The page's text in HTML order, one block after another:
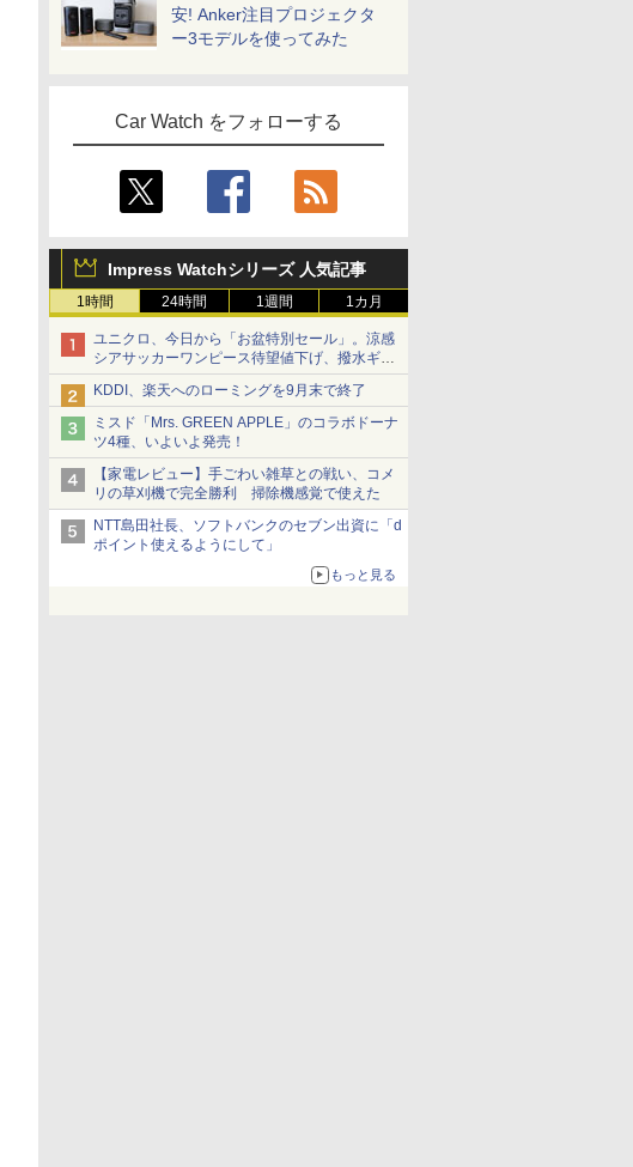
安! Anker注目プロジェクタ
ー3モデルを使ってみた
Car Watch をフォローする
Impress Watchシリーズ 人気記事
1時間 24時間 1週間 1カ月
ユニクロ、今日から「お盆特別セール」。涼感
シアサッカーワンピース待望値下げ、撥水ギア
ショーツは1990円に
KDDI、楽天へのローミングを9月末で終了
ミスド「Mrs. GREEN APPLE」のコラボドーナ
ツ4種、いよいよ発売！
【家電レビュー】手ごわい雑草との戦い、コメ
リの草刈機で完全勝利 掃除機感覚で使えた
NTT島田社長、ソフトバンクのセブン出資に「d
ポイント使えるようにして」
もっと見る